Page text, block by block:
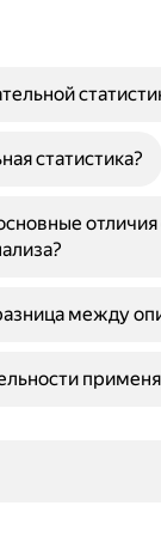
статистика?
отличия
между